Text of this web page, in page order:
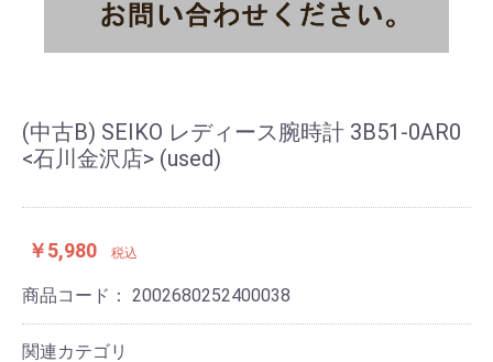
(中古B) SEIKO レディース腕時計 3B51-0AR0
<石川金沢店> (used)
￥5,980 税込
商品コード： 2002680252400038
関連カテゴリ